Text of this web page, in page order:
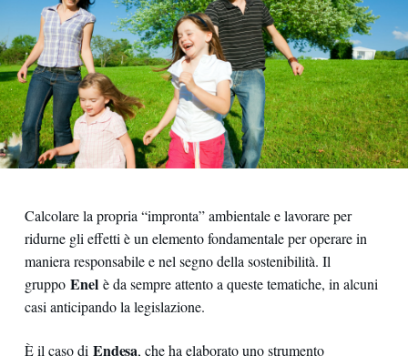
Calcolare la propria “impronta” ambientale e lavorare per
ridurne gli effetti è un elemento fondamentale per operare in
maniera responsabile e nel segno della sostenibilità. Il
gruppo Enelè da sempre attento a queste tematiche, in alcuni
casi anticipando la legislazione.
È il caso diEndesa, che ha elaborato uno strumento